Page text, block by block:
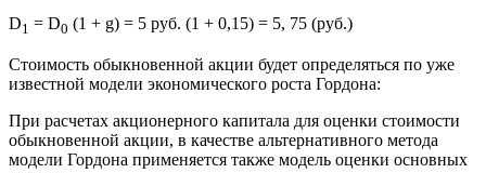
D1 = D0 (1 + g) = 5 руб. (1 + 0,15) = 5, 75 (руб.)
Стоимость обыкновенной акции будет определяться по уже
известной модели экономического роста Гордона:
При расчетах акционерного капитала для оценки стоимости
обыкновенной акции, в качестве альтернативного метода
модели Гордона применяется также модель оценки основных